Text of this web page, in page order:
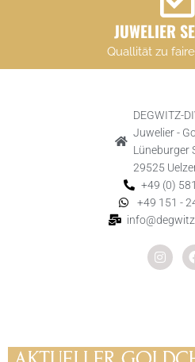
JUWELIER
Quallität zu
DEGWITZ-
Juwelier -
Lüneburger
29525
+49 (0)
+49 151 -